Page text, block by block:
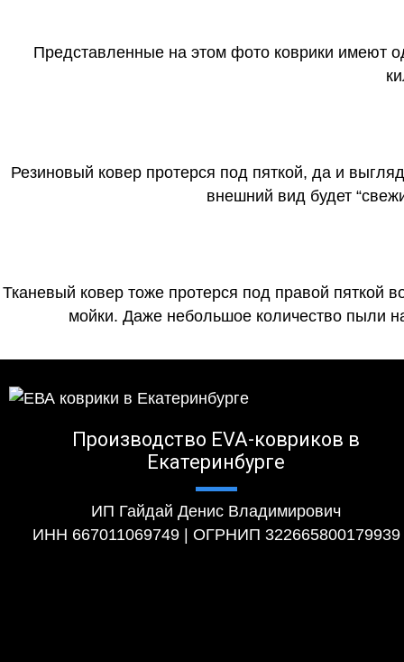
Представленные на этом фото коврики имеют
Резиновый ковер протерся под пяткой, да и
внешний вид будет
Тканевый ковер тоже протерся под правой пяткой
мойки. Даже небольшое количество пыли
Производство EVA-ковриков в
Екатеринбурге
ИП Гайдай Денис Владимирович
ИНН 667011069749 | ОГРНИП 322665800179939